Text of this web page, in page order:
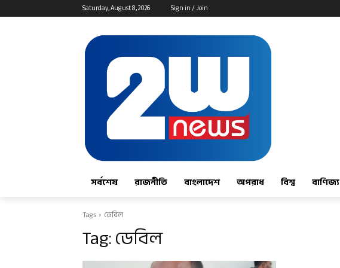
Saturday, August 8, 2026 Sign in / Join
সর্বশেষ রাজনীতি বাংলাদেশ অপরাধ বিশ্ব বাণিজ্য
Tags ডেবিল
Tag:ডেবিল